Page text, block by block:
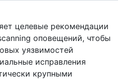
целевые рекомендации
оповещений, чтобы
уязвимостей
исправления
крупными